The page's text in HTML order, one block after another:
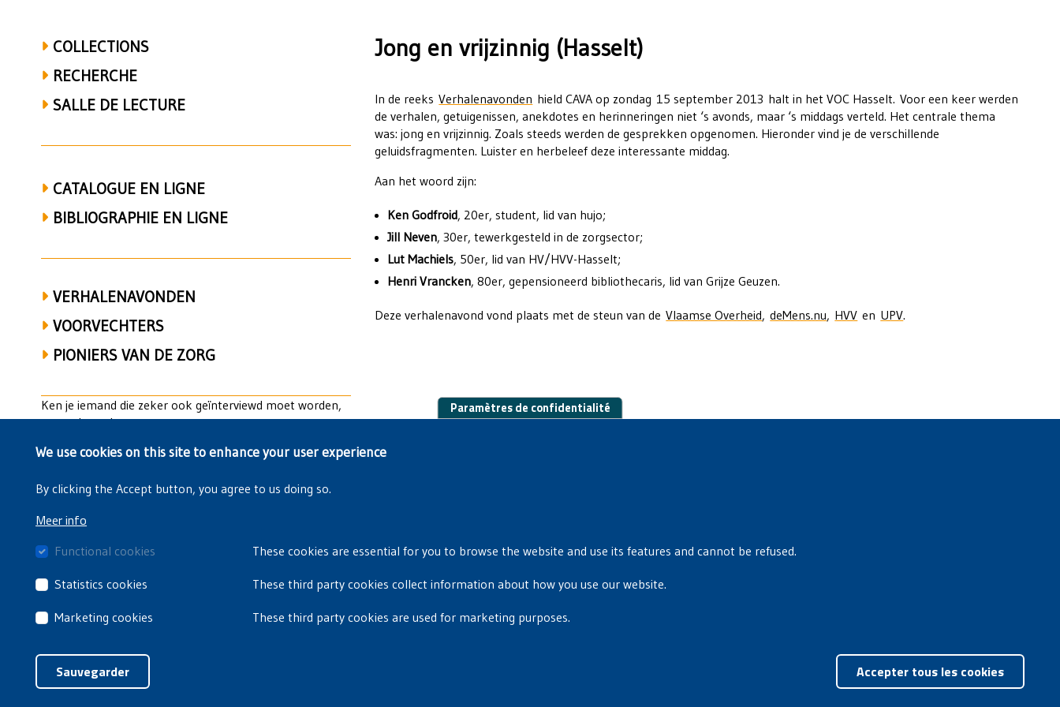
COLLECTIONS
RECHERCHE
SALLE DE LECTURE
CATALOGUE EN LIGNE
BIBLIOGRAPHIE EN LIGNE
VERHALENAVONDEN
VOORVECHTERS
PIONIERS VAN DE ZORG
Ken je iemand die zeker ook geïnterviewd moet worden,
neem dan zekercontactop met ons.
Jong en vrijzinnig (Hasselt)
In de reeksVerhalenavonden hield CAVA op zondag 15 september 2013 halt in het VOC Hasselt. Voor een keer werden
de verhalen, getuigenissen, anekdotes en herinneringen niet ‘s avonds, maar ‘s middags verteld. Het centrale thema
was: jong en vrijzinnig. Zoals steeds werden de gesprekken opgenomen. Hieronder vind je de verschillende
geluidsfragmenten. Luister en herbeleef deze interessante middag.
Aan het woord zijn:
Ken Godfroid, 20er, student, lid van hujo;
Jill Neven, 30er, tewerkgesteld in de zorgsector;
Lut Machiels, 50er, lid van HV/HVV-Hasselt;
Henri Vrancken, 80er, gepensioneerd bibliothecaris, lid van Grijze Geuzen.
Deze verhalenavond vond plaats met de steun van deVlaamse Overheid,deMens.nu, HVV en UPV.
Paramètres de confidentialité
We use cookies on this site to enhance your user experience
By clicking the Accept button, you agree to us doing so.
Meer info
Functional cookies These cookies are essential for you to browse the website and use its features and cannot be refused.
Statistics cookies These third party cookies collect information about how you use our website.
Marketing cookies These third party cookies are used for marketing purposes.
Sauvegarder Accepter tous les cookies